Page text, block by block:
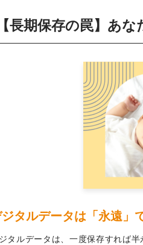
【長期保存の罠】あ
タルデータは「永遠」
タルデータは、一度保存すれば